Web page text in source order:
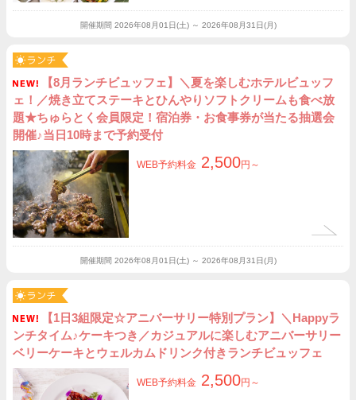
開催期間 2026年08月01日(土) ～ 2026年08月31日(月)
【8月ランチビュッフェ】＼夏を楽しむホテルビュッフ
ェ！／焼き立てステーキとひんやりソフトクリームも食べ放
題★ちゅらとく会員限定！宿泊券・お食事券が当たる抽選会
開催♪当日10時まで予約受付
WEB予約料金 2,500円～
開催期間 2026年08月01日(土) ～ 2026年08月31日(月)
【1日3組限定☆アニバーサリー特別プラン】＼Happyラ
ンチタイム♪ケーキつき／カジュアルに楽しむアニバーサリー
ベリーケーキとウェルカムドリンク付きランチビュッフェ
WEB予約料金 2,500円～